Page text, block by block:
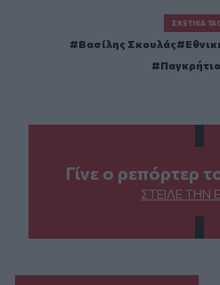
ΣΧΕΤΙΚΆ
Βασίλης Σκουλάς
Γίνε ο ρεπόρτερ
ΣΤΕΊΛΕ ΤΗΝ